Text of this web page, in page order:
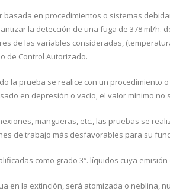
basada en procedimientos o sistemas
la detección de una fuga de 378 ml/
de las variables consideradas,
de Control Autorizado.
la prueba se realice con un
en depresión o vacío, el valor mínimo no
mangueras, etc., las pruebas se
de trabajo más desfavorables para su
como grado 3″. líquidos cuya
en la extinción, será atomizada o neblina,